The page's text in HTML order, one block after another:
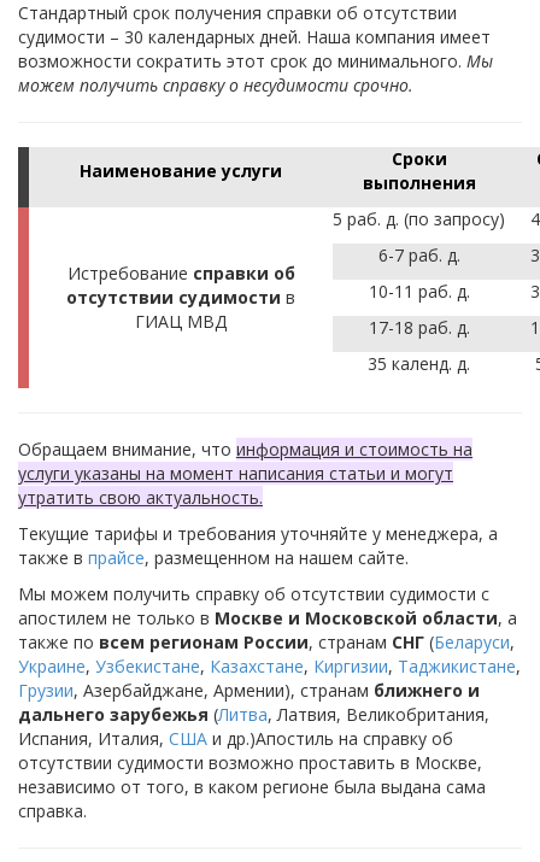
Стандартный срок получения справки об отсутствии
судимости – 30 календарных дней. Наша компания имеет
возможности сократить этот срок до минимального. Мы
можем получить справку о несудимости срочно.
Наименование услуги
Сроки
выполнения
Истребование справки об
отсутствии судимости в
ГИАЦ МВД
5 раб. д. (по запросу)
6-7 раб. д.
10-11 раб. д.
17-18 раб. д.
35 календ. д.
Обращаем внимание, что информация и стоимость на
услуги указаны на момент написания статьи и могут
утратить свою актуальность.
Текущие тарифы и требования уточняйте у менеджера, а
также в прайсе, размещенном на нашем сайте.
Мы можем получить справку об отсутствии судимости с
апостилем не только в Москве и Московской области, а
также по всем регионам России, странам СНГ (Беларуси,
Украине, Узбекистане, Казахстане, Киргизии, Таджикистане,
Грузии, Азербайджане, Армении), странам ближнего и
дальнего зарубежья (Литва, Латвия, Великобритания,
Испания, Италия, США и др.)Апостиль на справку об
отсутствии судимости возможно проставить в Москве,
независимо от того, в каком регионе была выдана сама
справка.